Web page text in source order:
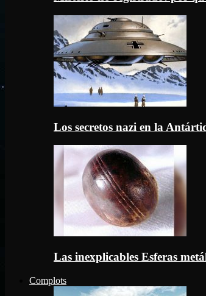
Los secretos nazi en la
Las inexplicables Esferas
Complots